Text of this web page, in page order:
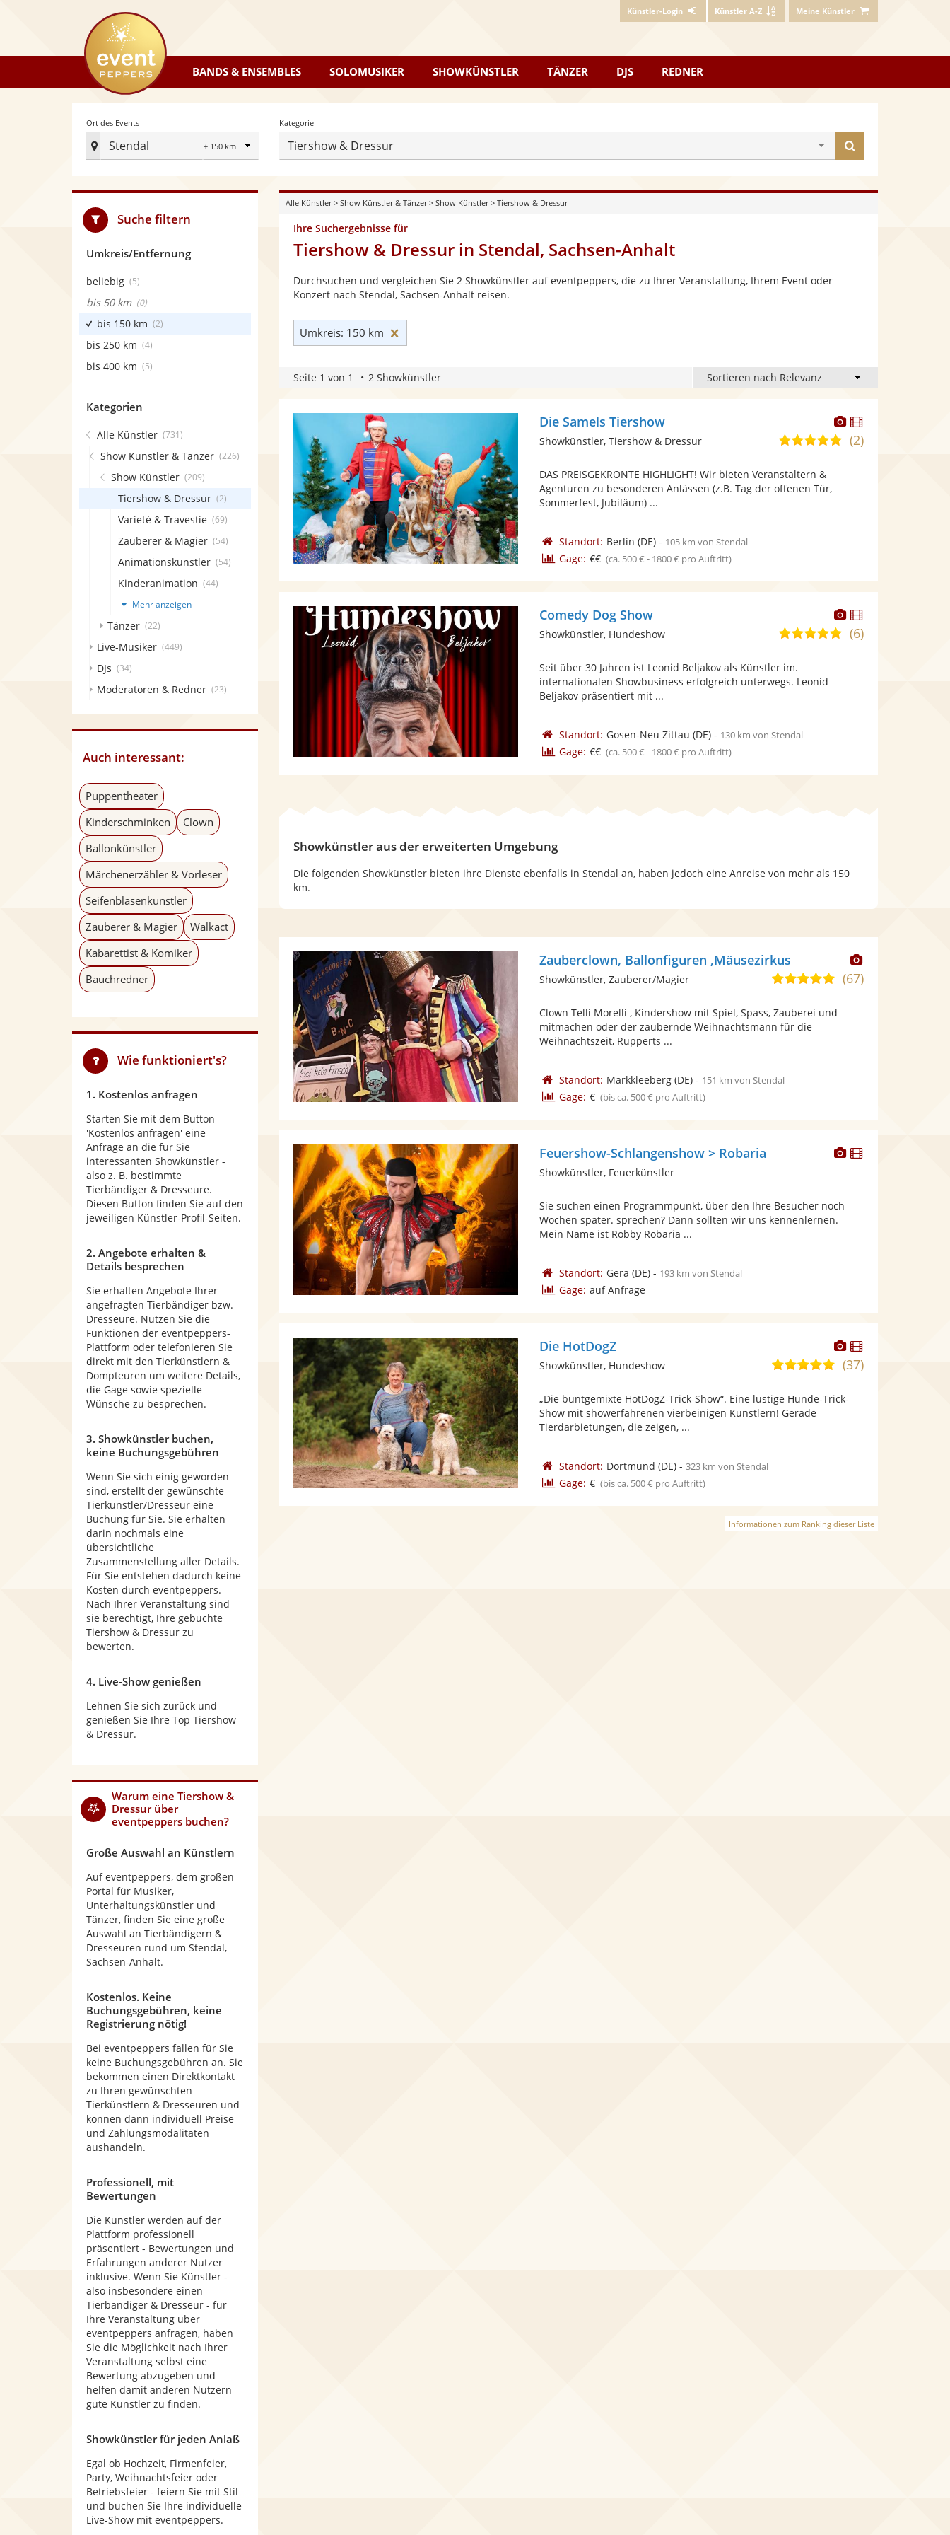
Künstler-Login Künstler A-Z Meine Künstler
eventpeppers
BANDS & ENSEMBLES SOLOMUSIKER SHOWKÜNSTLER TÄNZER DJS REDNER
Ort des Events
Stendal
Radius
Ort
Events
festlegen
Kategorie
Tiershow & Dressur
finden
Alle Künstler> Show Künstler & Tänzer> Show Künstler> Tiershow & Dressur
Ihre Suchergebnisse für
Tiershow & Dressur in Stendal, Sachsen-Anhalt
Durchsuchen und vergleichen Sie 2 Showkünstler auf eventpeppers, die zu Ihrer Veranstaltung, Ihrem Event oder
Konzert nach Stendal, Sachsen-Anhalt reisen.
Umkreis: 150 km
Seite 1 von 1 2 Showkünstler
Dieser
Künstler
stellt
Dieser
Künstler
Die Samels Tiershow
4,8(2)
Showkünstler, Tiershow & Dressur
DAS PREISGEKRÖNTE HIGHLIGHT! Wir bieten Veranstaltern &
Agenturen zu besonderen Anlässen (z.B. Tag der offenen Tür,
Sommerfest, Jubiläum) ...
Standort: Berlin (DE)- 105 km von Stendal
Gage: €€ (ca. 500 € - 1800 € pro Auftritt)
Dieser
Künstler
stellt
Dieser
Künstler
Comedy Dog Show
5,0(6)
Showkünstler, Hundeshow
Seit über 30 Jahren ist Leonid Beljakov als Künstler im.
internationalen Showbusiness erfolgreich unterwegs. Leonid
Beljakov präsentiert mit ...
Standort: Gosen-Neu Zittau (DE)- 130 km von Stendal
Gage: €€ (ca. 500 € - 1800 € pro Auftritt)
Showkünstler aus der erweiterten Umgebung
Die folgenden Showkünstler bieten ihre Dienste ebenfalls in Stendal an, haben jedoch eine Anreise von mehr als 150
km.
Dieser
Künstler
Zauberclown, Ballonfiguren ,Mäusezirkus
4,8
5
(67)
Showkünstler, Zauberer/Magier
Clown Telli Morelli , Kindershow mit Spiel, Spass, Zauberei und
mitmachen oder der zaubernde Weihnachtsmann für die
Weihnachtszeit, Rupperts ...
Standort: Markkleeberg(DE)- 151 km von Stendal
Gage: € (bis ca. 500 € pro Auftritt)
DieserDieser
Feuershow-Schlangenshow > Robaria
Showkünstler, Feuerkünstler
Sie suchen einen Programmpunkt, über den Ihre Besucher noch
Wochen später. sprechen? Dann sollten wir uns kennenlernen.
Mein Name ist Robby Robaria ...
Standort: Gera (DE)- 193 km von Stendal
Gage: auf Anfrage
Dieser
Künstler
stellt
Dieser
Künstler
Die HotDogZ
4,9
5
(37)
Showkünstler, Hundeshow
„Die buntgemixte HotDogZ-Trick-Show“. Eine lustige Hunde-Trick-
Show mit showerfahrenen vierbeinigen Künstlern! Gerade
Tierdarbietungen, die zeigen, ...
Standort: Dortmund (DE)- 323 km von Stendal
Gage: € (bis ca. 500 € pro Auftritt)
Informationen zum Ranking dieser Liste
Suche filtern
Umkreis/Entfernung
beliebig (5)
bis 50 km (0)
bis 150 km (2)
bis 250 km (4)
bis 400 km (5)
Kategorien
Alle Künstler (731)
Show Künstler & Tänzer (226)
Show Künstler (209)
Tiershow & Dressur (2)
Varieté & Travestie (69)
Zauberer & Magier (54)
Animationskünstler (54)
Kinderanimation (44)
Mehr anzeigen
Tänzer (22)
Live-Musiker (449)
DJs (34)
Moderatoren & Redner (23)
Auch interessant:
Puppentheater
Kinderschminken
Clown
Ballonkünstler
Märchenerzähler & Vorleser
Seifenblasenkünstler
Zauberer & Magier
Walkact
Kabarettist & Komiker
Bauchredner
Wie funktioniert's?
1. Kostenlos anfragen
Starten Sie mit dem Button
'Kostenlos anfragen' eine
Anfrage an die für Sie
interessanten Showkünstler -
also z. B. bestimmte
Tierbändiger & Dresseure.
Diesen Button finden Sie auf den
jeweiligen Künstler-Profil-Seiten.
2. Angebote erhalten &
Details besprechen
Sie erhalten Angebote Ihrer
angefragten Tierbändiger bzw.
Dresseure. Nutzen Sie die
Funktionen der eventpeppers-
Plattform oder telefonieren Sie
direkt mit den Tierkünstlern &
Dompteuren um weitere Details,
die Gage sowie spezielle
Wünsche zu besprechen.
3. Showkünstler buchen,
keine Buchungsgebühren
Wenn Sie sich einig geworden
sind, erstellt der gewünschte
Tierkünstler/Dresseur eine
Buchung für Sie. Sie erhalten
darin nochmals eine
übersichtliche
Zusammenstellung aller Details.
Für Sie entstehen dadurch keine
Kosten durch eventpeppers.
Nach Ihrer Veranstaltung sind
sie berechtigt, Ihre gebuchte
Tiershow & Dressur zu
bewerten.
4. Live-Show genießen
Lehnen Sie sich zurück und
genießen Sie Ihre Top Tiershow
& Dressur.
Warum eine Tiershow &
Dressurüber
eventpeppers buchen?
Große Auswahl an Künstlern
Auf eventpeppers, dem großen
Portal für Musiker,
Unterhaltungskünstler und
Tänzer, finden Sie eine große
Auswahl an Tierbändigern &
Dresseuren rund um Stendal,
Sachsen-Anhalt.
Kostenlos. Keine
Buchungsgebühren, keine
Registrierung nötig!
Bei eventpeppers fallen für Sie
keine Buchungsgebühren an. Sie
bekommen einen Direktkontakt
zu Ihren gewünschten
Tierkünstlern & Dresseuren und
können dann individuell Preise
und Zahlungsmodalitäten
aushandeln.
Professionell, mit
Bewertungen
Die Künstler werden auf der
Plattform professionell
präsentiert - Bewertungen und
Erfahrungen anderer Nutzer
inklusive. Wenn Sie Künstler -
also insbesondere einen
Tierbändiger & Dresseur - für
Ihre Veranstaltung über
eventpeppers anfragen, haben
Sie die Möglichkeit nach Ihrer
Veranstaltung selbst eine
Bewertung abzugeben und
helfen damit anderen Nutzern
gute Künstler zu finden.
Showkünstler für jeden Anlaß
Egal ob Hochzeit, Firmenfeier,
Party, Weihnachtsfeier oder
Betriebsfeier - feiern Sie mit Stil
und buchen Sie Ihre individuelle
Live-Show mit eventpeppers.